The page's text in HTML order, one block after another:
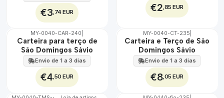
€3,74 EUR €2,85 EUR
🇵🇹
100%
MY-0040-CAR-240
Carteira para terço de
São Domingos Sávio
Envio de 1 a 3 dias
€4,50 EUR
🇵🇹
100%
MY-0040-CT-235
Carteira e Terço de São
Domingos Sávio
Envio de 1 a 3 dias
€8,05 EUR